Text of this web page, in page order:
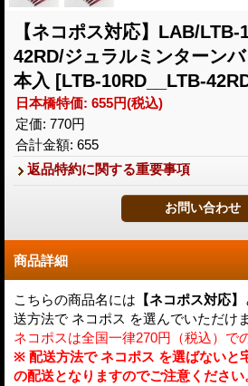
【ネコポス対応】LAB/LTB-
42RD/ジュラルミンターン
本入 [LTB-10RD__LTB-
日本橋特価: 655円(税込)
定価: 770円
合計金額: 655
返品特約に関する重要事項
商品詳細
こちらの商品名には 【ネコポス対応】
送方法で ネコポス を選んでいただけま
ネコポスは全国一律270円（税込）で
※ 配送方法で ネコポス を選ばないと
の配送となりますのでご注意ください